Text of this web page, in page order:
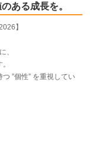
ある成長を。
】
、
”個性” を重視してい